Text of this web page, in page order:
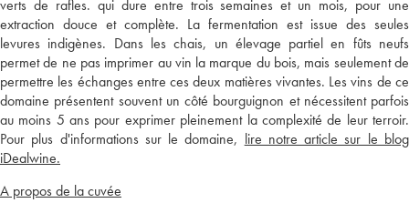
verts de rafles. qui dure entre trois semaines et un mois, pour une
extraction douce et complète. La fermentation est issue des seules
levures indigènes. Dans les chais, un élevage partiel en fûts neufs
permet de ne pas imprimer au vin la marque du bois, mais seulement de
permettre les échanges entre ces deux matières vivantes. Les vins de ce
domaine présentent souvent un côté bourguignon et nécessitent parfois
au moins 5 ans pour exprimer pleinement la complexité de leur terroir.
Pour plus d'informations sur le domaine, lire notre article sur le blog
iDealwine.
A propos de la cuvée